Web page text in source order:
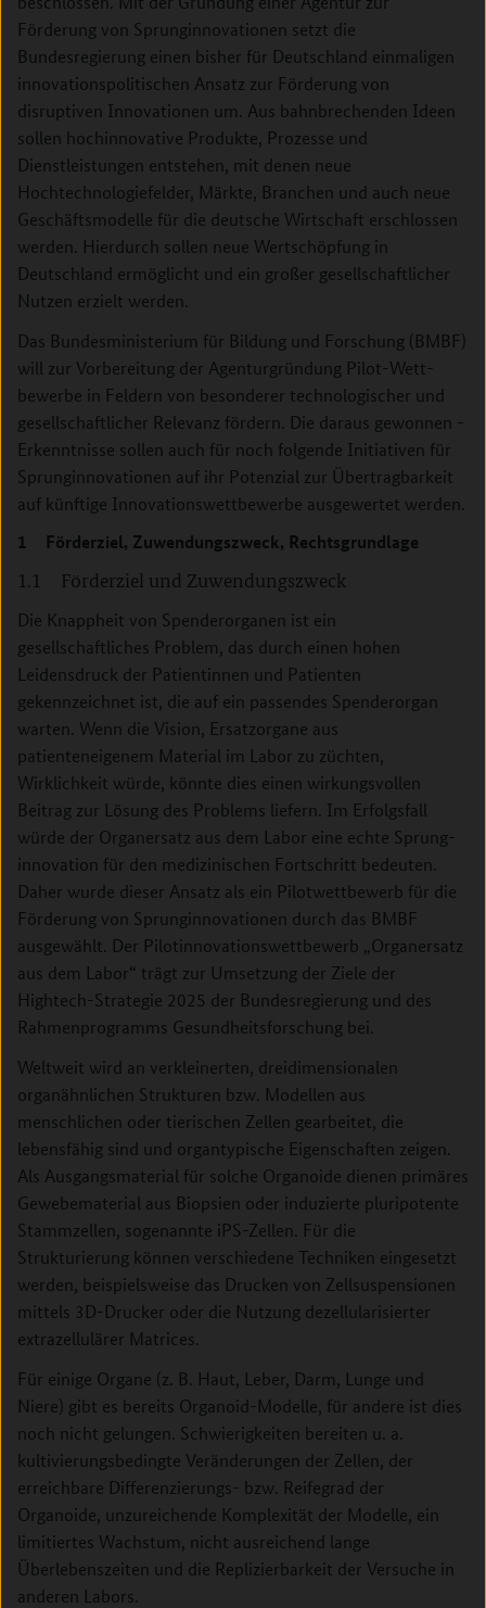
Förderung von Sprunginnovationen setzt die
Bundesregierung einen bisher für Deutschland einmaligen
innovationspolitischen Ansatz zur Förderung von
disruptiven Innovationen um. Aus bahnbrechenden Ideen
sollen hochinnovative Produkte, Prozesse und
Dienstleistungen entstehen, mit denen neue
Hochtechnologiefelder, Märkte, Branchen und auch neue
Geschäftsmodelle für die deutsche Wirtschaft erschlossen
werden. Hierdurch sollen neue Wertschöpfung in
Deutschland ermöglicht und ein großer gesellschaftlicher
Nutzen erzielt werden.
Das Bundesministerium für Bildung und Forschung (BMBF)
will zur Vorbereitung der Agenturgründung Pilot-Wett­
bewerbe in Feldern von besonderer technologischer und
gesellschaftlicher Relevanz fördern. Die daraus gewonnen ­
Erkenntnisse sollen auch für noch folgende Initiativen für
Sprunginnovationen auf ihr Potenzial zur Übertragbarkeit
auf künftige Innovationswettbewerbe ausgewertet werden.
1 Förderziel, Zuwendungszweck, Rechtsgrundlage
1.1 Förderziel und Zuwendungszweck
Die Knappheit von Spenderorganen ist ein
gesellschaftliches Problem, das durch einen hohen
Leidensdruck der ­Patientinnen und Patienten
gekennzeichnet ist, die auf ein passendes Spenderorgan
warten. Wenn die Vision, Ersatzorgane aus
patienteneigenem Material im Labor zu züchten,
Wirklichkeit würde, könnte dies einen wirkungsvollen
Beitrag zur Lösung des Problems liefern. Im Erfolgsfall
würde der Organersatz aus dem Labor eine echte Sprung­
innovation für den medizinischen Fortschritt bedeuten.
Daher wurde dieser Ansatz als ein Pilotwettbewerb für die
Förderung von Sprunginnovationen durch das BMBF
ausgewählt. Der Pilotinnovationswettbewerb „Organersatz
aus dem Labor“ trägt zur Umsetzung der Ziele der
Hightech-Strategie 2025 der Bundesregierung und des
Rahmen­programms Gesundheitsforschung bei.
Weltweit wird an verkleinerten, dreidimensionalen
organähnlichen Strukturen bzw. Modellen aus
menschlichen oder tierischen Zellen gearbeitet, die
lebensfähig sind und organtypische Eigenschaften zeigen.
Als Ausgangsmaterial für solche Organoide dienen primäres
Gewebematerial aus Biopsien oder induzierte pluripotente
Stammzellen, sogenannte iPS-Zellen. Für die
Strukturierung können verschiedene Techniken eingesetzt
werden, beispielsweise das ­Drucken von Zellsuspensionen
mittels 3D-Drucker oder die Nutzung dezellularisierter
extrazellulärer Matrices.
Für einige Organe (z. B. Haut, Leber, Darm, Lunge und
Niere) gibt es bereits Organoid-Modelle, für andere ist dies
noch nicht gelungen. Schwierigkeiten bereiten u. a.
kultivierungsbedingte Veränderungen der Zellen, der
erreichbare ­Differenzierungs- bzw. Reifegrad der
Organoide, unzureichende Komplexität der Modelle, ein
limitiertes Wachstum, nicht ausreichend lange
Überlebenszeiten und die Replizierbarkeit der Versuche in
anderen Labors.